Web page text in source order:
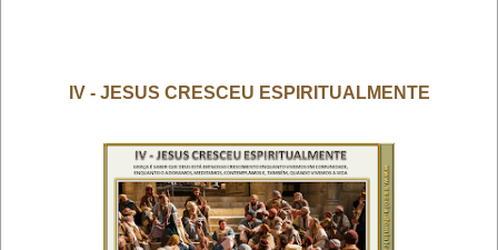
IV - JESUS CRESCEU ESPIRITUALMENTE